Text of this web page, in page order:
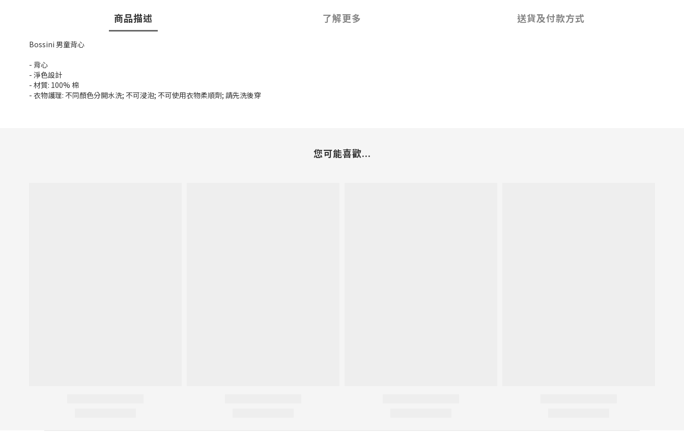
商品描述 了解更多 送貨及付款方式
Bossini 男童背心
- 背心
- 淨色設計
- 材質: 100% 棉
- 衣物護理: 不同顏色分開水洗; 不可浸泡; 不可使用衣物柔順劑; 請先洗後穿
您可能喜歡...